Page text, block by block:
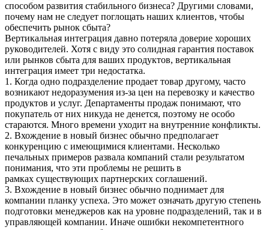
способом развития стабильного бизнеса? Другими словами,
почему нам не следует поглощать наших клиентов, чтобы
обеспечить рынок сбыта?
Вертикальная интеграция давно потеряла доверие хороших
руководителей. Хотя с виду это солидная гарантия поставок
или рынков сбыта для ваших продуктов, вертикальная
интеграция имеет три недостатка.
1. Когда одно подразделение продает товар другому, часто
возникают недоразумения из-за цен на перевозку и качество
продуктов и услуг. Департаменты продаж понимают, что
покупатель от них никуда не денется, поэтому не особо
стараются. Много времени уходит на внутренние конфликты.
2. Вхождение в новый бизнес обычно предполагает
конкуренцию с имеющимися клиентами. Несколько
печальных примеров развала компаний стали результатом
понимания, что эти проблемы не решить в
рамках существующих партнерских соглашений.
3. Вхождение в новый бизнес обычно поднимает для
компании планку успеха. Это может означать другую степень
подготовки менеджеров как на уровне подразделений, так и в
управляющей компании. Иначе ошибки некомпетентного